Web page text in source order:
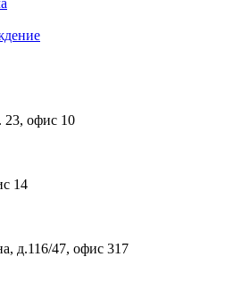
23, офис 10
14
д.116/47, офис 317